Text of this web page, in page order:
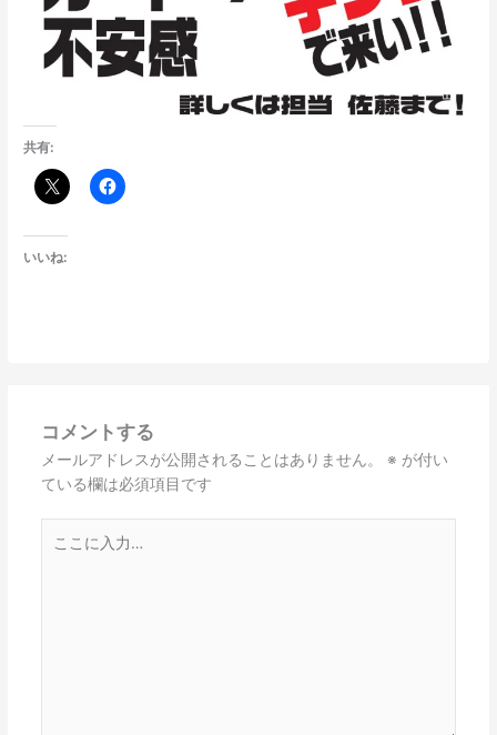
共有:
いいね:
コメントする
メールアドレスが公開されることはありません。 ※ が付い
ている欄は必須項目です